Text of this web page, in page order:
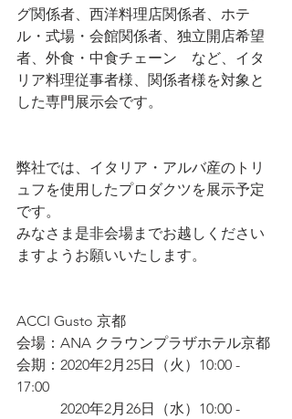
グ関係者、西洋料理店関係者、ホテ
ル・式場・会館関係者、独立開店希望
者、外食・中食チェーン　など、イタ
リア料理従事者様、関係者様を対象と
した専門展示会です。
弊社では、イタリア・アルバ産のトリ
ュフを使用したプロダクツを展示予定
です。
みなさま是非会場までお越しください
ますようお願いいたします。
ACCI Gusto 京都
会場：ANA クラウンプラザホテル京都
会期：2020年2月25日（火）10:00 -
17:00
2020年2月26日（水）10:00 -